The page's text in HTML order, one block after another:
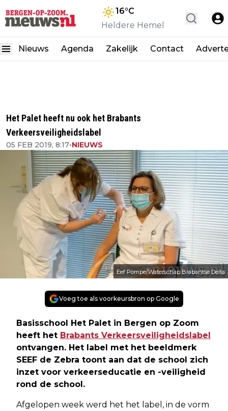
16°C
Heldere Hemel
Nieuws Agenda Zakelijk Contact
Het Palet heeft nu ook het Brabants
Verkeersveiligheidslabel
05 FEB 2019, 8:17•NIEUWS
Eef Pompe/Waterschap Brabantse Delta
Voeg toe als voorkeursbron op Google
Basisschool Het Palet in Bergen op Zoom
heeft het Brabants Verkeersveiligheidslabel
ontvangen. Het label met het beeldmerk
SEEF de Zebra toont aan dat de school zich
inzet voor verkeerseducatie en -veiligheid
rond de school.
Afgelopen week werd het het label, in de vorm